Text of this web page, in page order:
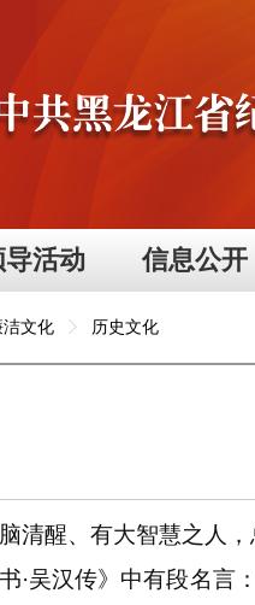
活动 信息公开
洁文化 历史文化
醒、有大智慧之人，
汉传》中有段名言：